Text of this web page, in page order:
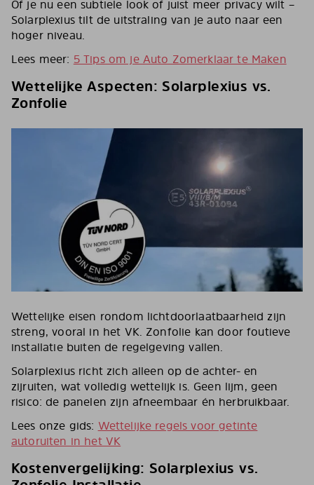
Of je nu een subtiele look of juist meer privacy wilt –
Solarplexius tilt de uitstraling van je auto naar een
hoger niveau.
Lees meer: 5 Tips om je Auto Zomerklaar te Maken
Wettelijke Aspecten: Solarplexius vs.
Zonfolie
Wettelijke eisen rondom lichtdoorlaatbaarheid zijn
streng, vooral in het VK. Zonfolie kan door foutieve
installatie buiten de regelgeving vallen.
Solarplexius richt zich alleen op de achter- en
zijruiten, wat volledig wettelijk is. Geen lijm, geen
risico: de panelen zijn afneembaar én herbruikbaar.
Lees onze gids: Wettelijke regels voor getinte
autoruiten in het VK
Kostenvergelijking: Solarplexius vs.